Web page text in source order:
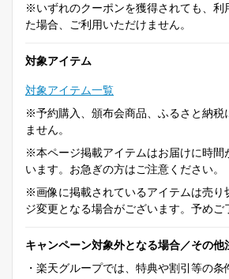
※いずれのクーポンを獲得されても、利
た場合、ご利用いただけません。
対象アイテム
対象アイテム一覧
※予約購入、頒布会商品、ふるさと納税
ません。
※本ページ掲載アイテムはお届けに時間
います。お急ぎの方はご注意ください。
※画像に掲載されているアイテムは売り
ジ変更となる場合がございます。予めご
キャンペーン対象外となる場合／その他
・楽天グループでは、特典や割引等の